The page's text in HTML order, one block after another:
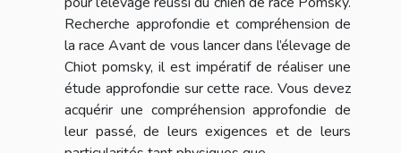
Recherche approfondie et compréhension de
la race Avant de vous lancer dans l’élevage de
Chiot pomsky, il est impératif de réaliser une
étude approfondie sur cette race. Vous devez
acquérir une compréhension approfondie de
leur passé, de leurs exigences et de leurs